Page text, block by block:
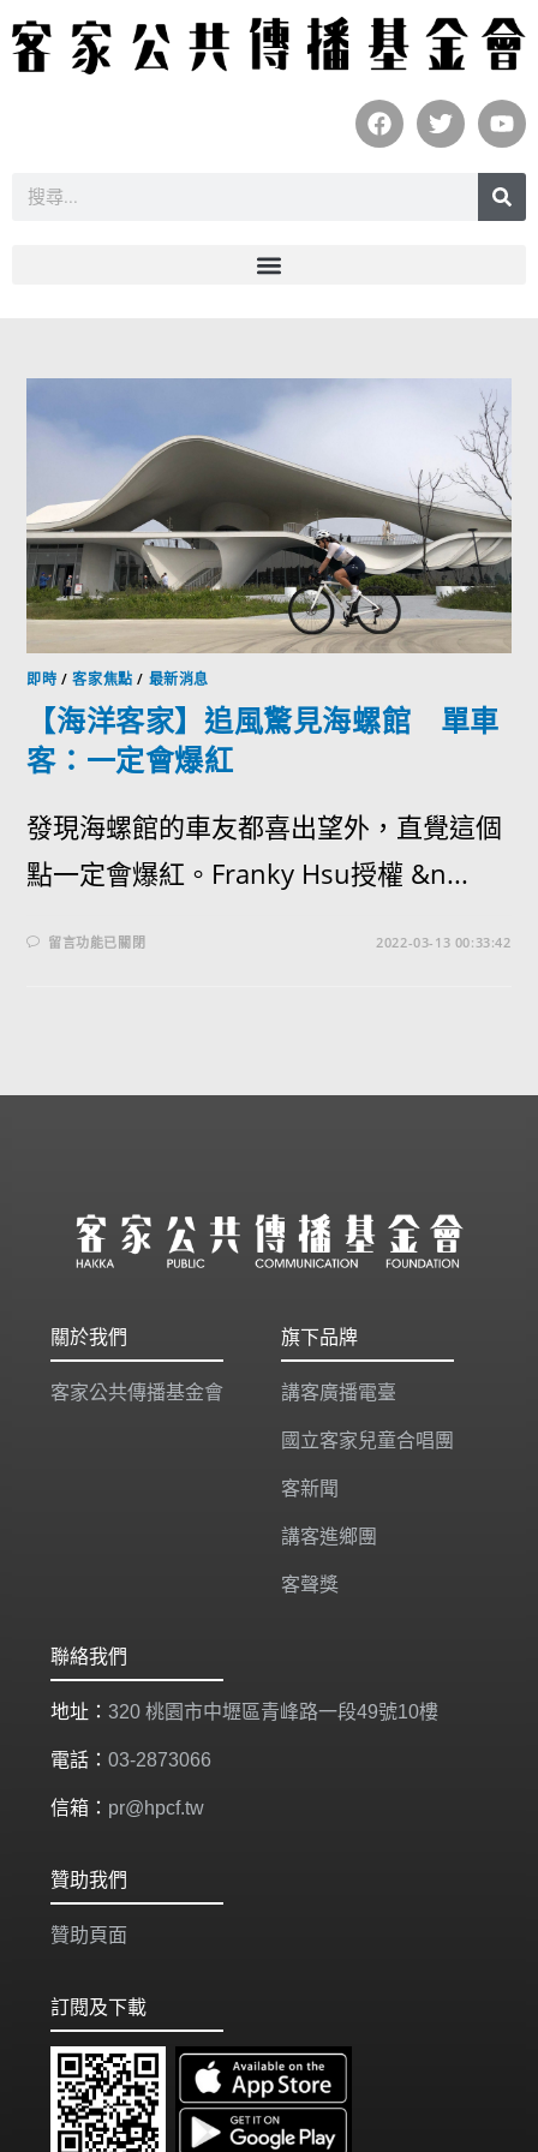
即時 /客家焦點 / 最新消息
【海洋客家】追風驚見海螺館 單車
客：一定會爆紅
發現海螺館的車友都喜出望外，直覺這個
點一定會爆紅。Franky Hsu授權 &n...
留言功能已關閉 2022-03-13 00:33:42
關於我們
客家公共傳播基金會
旗下品牌
講客廣播電臺
國立客家兒童合唱團
客新聞
講客進鄉團
客聲獎
聯絡我們
地址： 320 桃園市中壢區青峰路一段49號10樓
電話： 03-2873066
信箱： pr@hpcf.tw
贊助我們
贊助頁面
訂閱及下載